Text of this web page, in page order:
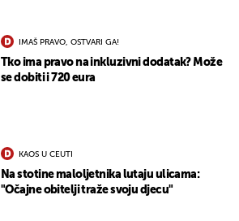
IMAŠ PRAVO, OSTVARI GA!
Tko ima pravo na inkluzivni dodatak? Može
se dobiti i 720 eura
KAOS U CEUTI
Na stotine maloljetnika lutaju ulicama:
"Očajne obitelji traže svoju djecu"